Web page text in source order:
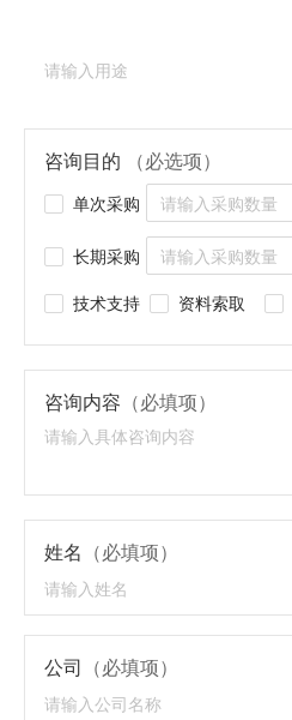
咨询目的 （必选项）
单次采购
长期采购
技术支持
资料索取
咨询内容 （必填项）
姓名 （必填项）
公司 （必填项）